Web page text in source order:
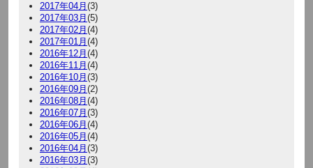
2017年04月 (3)
2017年03月 (5)
2017年02月 (4)
2017年01月 (4)
2016年12月 (4)
2016年11月 (4)
2016年10月 (3)
2016年09月 (2)
2016年08月 (4)
2016年07月 (3)
2016年06月 (4)
2016年05月 (4)
2016年04月 (3)
2016年03月 (3)